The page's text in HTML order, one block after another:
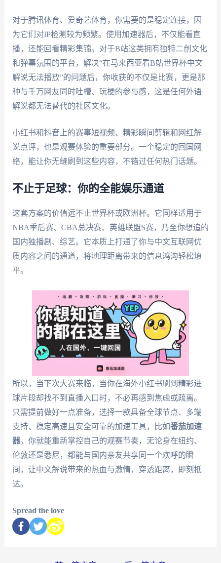
对于腾讯体育、爱奇艺体育，你需要的是稳定连接，因
为它们对IP检测较为频繁。使用加速器后，不仅能看直
播，还能回看精彩集锦。对于B站这类拥有独特二创文化
和弹幕氛围的平台，解决“在马来西亚看B站世界杯中文
解说无法播放”的问题后，你收获的不仅是比赛，更是那
种与千万网友同时吐槽、玩梗的参与感，这是任何外语
解说都无法替代的社区文化。
小红书和抖音上的赛事短视频、精彩瞬间剪辑和网红解
说点评，也是观赛体验的重要部分。一个稳定的回国网
络，能让你无缝刷到这些内容，不错过任何热门话题。
不止于足球：你的全能娱乐通道
这套方案的价值远不止世界杯或欧洲杯。它同样适用于
NBA季后赛、CBA总决赛、英雄联盟S赛，乃至你想追的
国内独播剧、综艺。它本质上打通了你与中文互联网优
质内容之间的通道，将地理距离带来的信息鸿沟轻松填
平。
所以，当下次大赛来临，当你在海外小红书刷到精彩进
球片段却找不到直播入口时，不必再感到焦虑或疏离。
只需提前做好一点准备，选择一款具备全球节点、多端
支持、稳定高速且安全可靠的加速工具，比如番茄加速
器。你就能重新掌控自己的观赛节奏，无论身在纽约、
伦敦还是悉尼，都能与国内亲友共享同一个欢呼的瞬
间，让中文解说带来的热血与激情，穿透距离，即刻抵
达。
Spread the love